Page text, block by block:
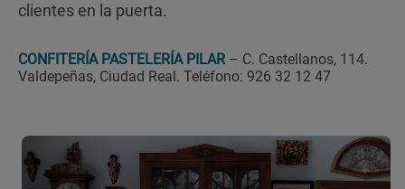
clientes en la puerta.
CONFITERÍA PASTELERÍA PILAR – C. Castellanos, 114.
Valdepeñas, Ciudad Real. Teléfono: 926 32 12 47